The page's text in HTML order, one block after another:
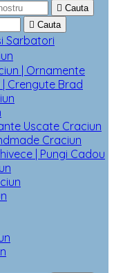
 Cauta
 Cauta
Sarbatori
| Ornamente
Crengute Brad
Uscate Craciun
Craciun
| Pungi Cadou